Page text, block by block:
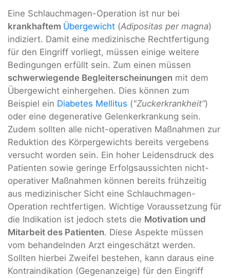
Eine Schlauchmagen-Operation ist nur bei
krankhaftem Übergewicht (Adipositas per magna)
indiziert. Damit eine medizinische Rechtfertigung
für den Eingriff vorliegt, müssen einige weitere
Bedingungen erfüllt sein. Zum einen müssen
schwerwiegende Begleiterscheinungen mit dem
Übergewicht einhergehen. Dies können zum
Beispiel ein Diabetes Mellitus ("Zuckerkrankheit”)
oder eine degenerative Gelenkerkrankung sein.
Zudem sollten alle nicht-operativen Maßnahmen zur
Reduktion des Körpergewichts bereits vergebens
versucht worden sein. Ein hoher Leidensdruck des
Patienten sowie geringe Erfolgsaussichten nicht-
operativer Maßnahmen können bereits frühzeitig
aus medizinischer Sicht eine Schlauchmagen-
Operation rechtfertigen. Wichtige Voraussetzung für
die Indikation ist jedoch stets die Motivation und
Mitarbeit des Patienten. Diese Aspekte müssen
vom behandelnden Arzt eingeschätzt werden.
Sollten hierbei Zweifel bestehen, kann daraus eine
Kontraindikation (Gegenanzeige) für den Eingriff